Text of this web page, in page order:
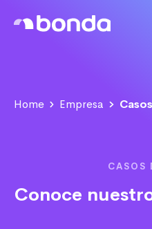
Home Empresa
CASOS
Conoce